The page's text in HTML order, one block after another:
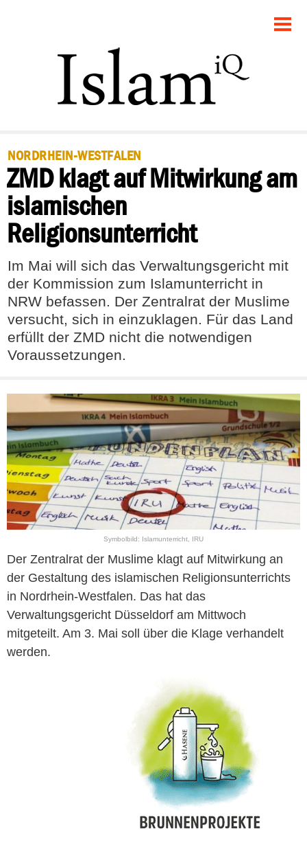
POLITIK
RECHT
PANORAMA
FEUILLETON
DEBATTE
NORDRHEIN-WESTFALEN
ZMD klagt auf Mitwirkung am
islamischen
Religionsunterricht
Im Mai will sich das Verwaltungsgericht mit
der Kommission zum Islamunterricht in
NRW befassen. Der Zentralrat der Muslime
versucht, sich in einzuklagen. Für das Land
erfüllt der ZMD nicht die notwendigen
Voraussetzungen.
Symbolbild: Islamunterricht, IRU
Der Zentralrat der Muslime klagt auf Mitwirkung an
der Gestaltung des islamischen Religionsunterrichts
in Nordrhein-Westfalen. Das hat das
Verwaltungsgericht Düsseldorf am Mittwoch
mitgeteilt. Am 3. Mai soll über die Klage verhandelt
werden.